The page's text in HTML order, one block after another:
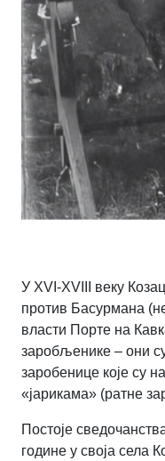
У XVI-XVIII веку
против Басурмана
власти Порте на
заробљенике – они
заробенице које су
«јарикама» (ратне
Постоје
године у своја села